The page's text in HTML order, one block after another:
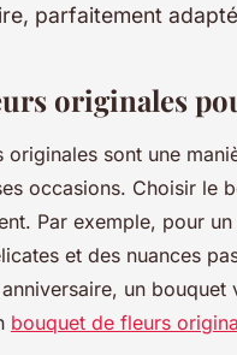
parfaitement
originales
originales sont une
occasions. Choisir le
Par exemple, pour
et des nuances
un
bouquet de fleurs